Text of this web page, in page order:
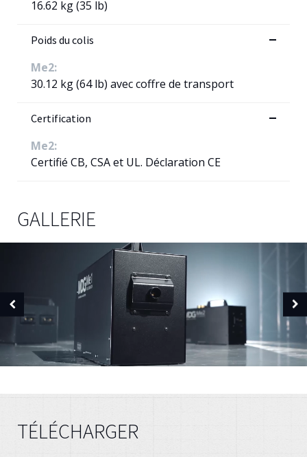
16.62 kg (35 lb)
Poids du colis
Me2:
30.12 kg (64 lb) avec coffre de transport
Certification
Me2:
Certifié CB, CSA et UL. Déclaration CE
GALLERIE
TÉLÉCHARGER